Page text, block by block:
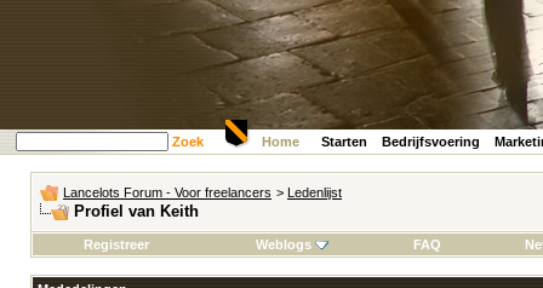
Zoek Home Starten Bedrijfsvoering
Lancelots Forum - Voor freelancers > Ledenlijst
Profiel van Keith
Registreer Weblogs FAQ